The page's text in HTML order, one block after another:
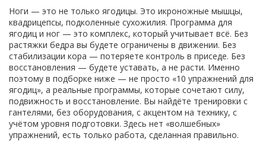
Ноги — это не только ягодицы. Это икроножные мышцы,
квадрицепсы, подколенные сухожилия. Программа для
ягодиц и ног — это комплекс, который учитывает всё. Без
растяжки бедра вы будете ограничены в движении. Без
стабилизации кора — потеряете контроль в приседе. Без
восстановления — будете уставать, а не расти. Именно
поэтому в подборке ниже — не просто «10 упражнений для
ягодиц», а реальные программы, которые сочетают силу,
подвижность и восстановление. Вы найдёте тренировки с
гантелями, без оборудования, с акцентом на технику, с
учётом уровня подготовки. Здесь нет «волшебных»
упражнений, есть только работа, сделанная правильно.